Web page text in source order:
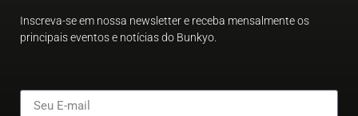
Inscreva-se em nossa newsletter e receba mensalmente os
principais eventos e notícias do Bunkyo.